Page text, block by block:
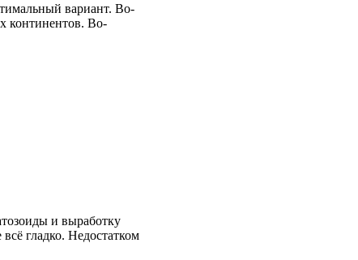
вариант. Во-
континентов. Во-
и выработку
гладко. Недостатком